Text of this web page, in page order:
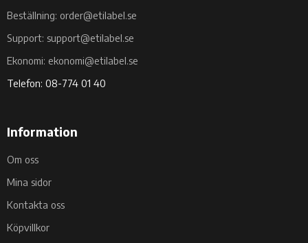
Beställning: order@etilabel.se
Support: support@etilabel.se
Ekonomi: ekonomi@etilabel.se
Telefon: 08-774 01 40
Information
Om oss
Mina sidor
Kontakta oss
Köpvillkor